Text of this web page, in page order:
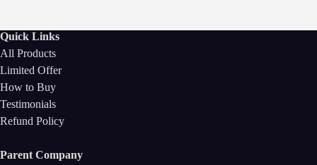
Quick Links
All Products
Limited Offer
How to Buy
Testimonials
Refund Policy
Parent Company